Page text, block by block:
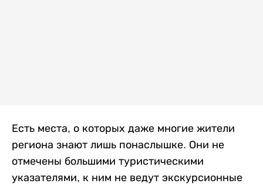
Есть места, о которых даже многие жители
региона знают лишь понаслышке. Они не
отмечены большими туристическими
указателями, к ним не ведут экскурсионные